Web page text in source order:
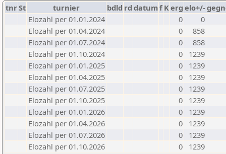
tnrSt turnier bdld rd datumf Kerg elo+/-
Elozahl per 01.01.2024
0
0
Elozahl per 01.04.2024
0
858
Elozahl per 01.07.2024
0
858
Elozahl per 01.10.2024
0
1239
Elozahl per 01.01.2025
0
1239
Elozahl per 01.04.2025
0
1239
Elozahl per 01.07.2025
0
1239
Elozahl per 01.10.2025
0
1239
Elozahl per 01.01.2026
0
1239
Elozahl per 01.04.2026
0
1239
Elozahl per 01.07.2026
0
1239
Elozahl per 01.10.2026
0 1239